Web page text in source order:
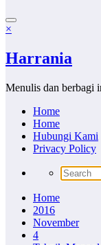
×
Harrania
Menulis dan berbagi
Home
Home
Hubungi Kami
Privacy Policy
Home
2016
November
4